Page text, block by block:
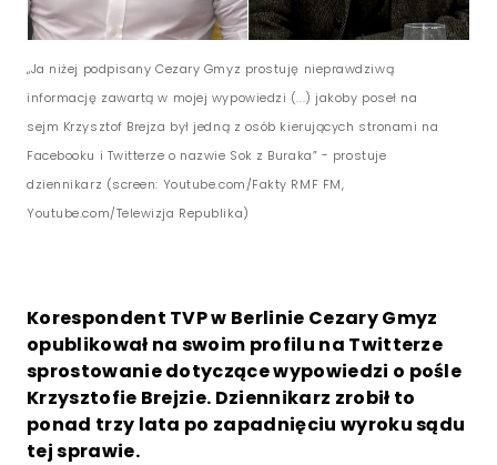
„Ja niżej podpisany Cezary Gmyz prostuję nieprawdziwą
informację zawartą w mojej wypowiedzi (...) jakoby poseł na
sejm Krzysztof Brejza był jedną z osób kierujących stronami na
Facebooku i Twitterze o nazwie Sok z Buraka” - prostuje
dziennikarz (screen: Youtube.com/Fakty RMF FM,
Youtube.com/Telewizja Republika)
Korespondent TVP w Berlinie Cezary Gmyz
opublikował na swoim profilu na Twitterze
sprostowanie dotyczące wypowiedzi o pośle
Krzysztofie Brejzie. Dziennikarz zrobił to
ponad trzy lata po zapadnięciu wyroku sądu
tej sprawie.